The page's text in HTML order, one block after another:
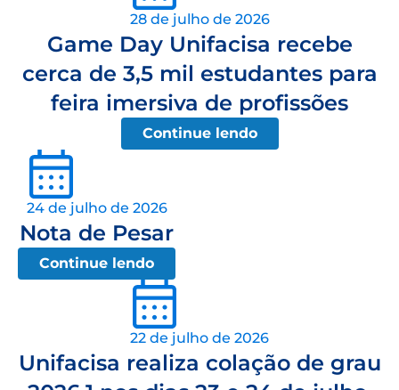
28 de julho de 2026
Game Day Unifacisa recebe
cerca de 3,5 mil estudantes para
feira imersiva de profissões
Continue lendo
24 de julho de 2026
Nota de Pesar
Continue lendo
22 de julho de 2026
Unifacisa realiza colação de grau